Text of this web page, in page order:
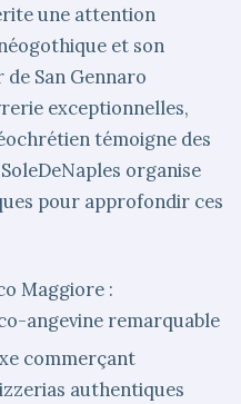
une attention
et son
San Gennaro
exceptionnelles,
témoigne des
organise
pour approfondir ces
Maggiore :
angevine remarquable
commerçant
authentiques